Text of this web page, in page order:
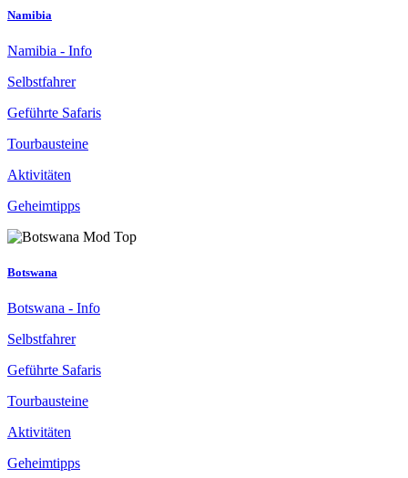
Namibia
Namibia - Info
Selbstfahrer
Geführte Safaris
Tourbausteine
Aktivitäten
Geheimtipps
Botswana
Botswana - Info
Selbstfahrer
Geführte Safaris
Tourbausteine
Aktivitäten
Geheimtipps